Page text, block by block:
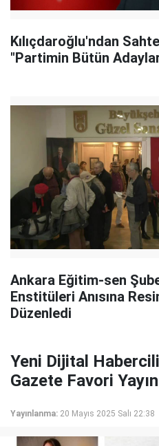
Kılıçdaroğlu'ndan
"Partimin Bütün
Ankara Eğitim-sen
Enstitüleri Anısına
Düzenledi
Yeni Dijital
Gazete Favori
Yayınlanma: 20 Mayıs 2025 Salı 22:38